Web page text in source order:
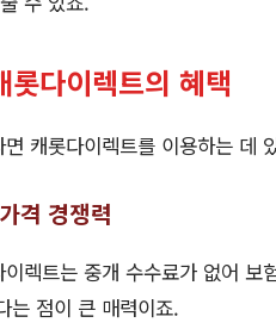
롯다이렉트의 혜택
면 캐롯다이렉트를 이용하는 데
격 경쟁력
이렉트는 중개 수수료가 없어
는 점이 큰 매력이죠.